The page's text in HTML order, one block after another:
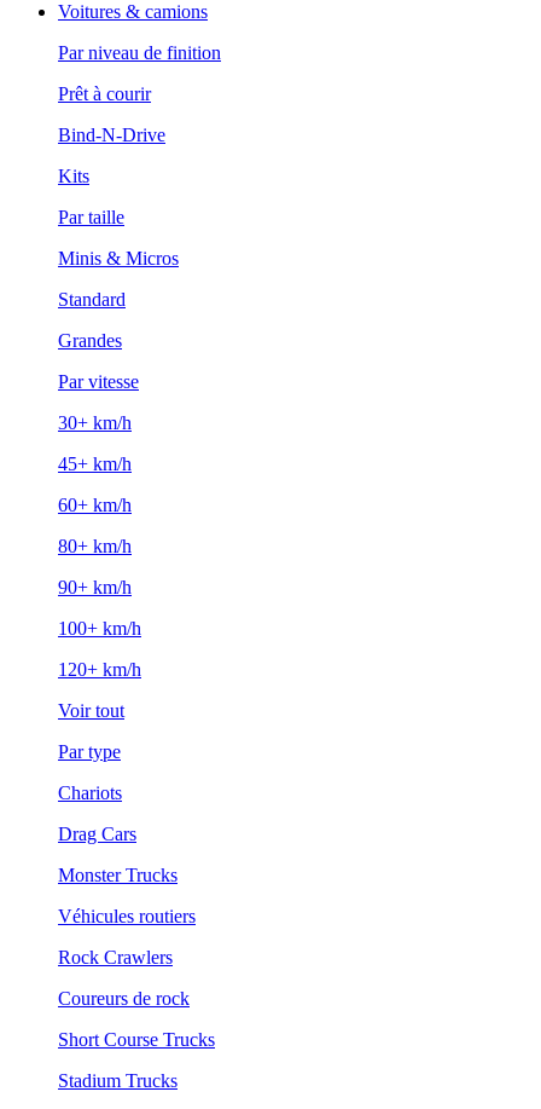
Voitures & camions
Par niveau de finition
Prêt à courir
Bind-N-Drive
Kits
Par taille
Minis & Micros
Standard
Grandes
Par vitesse
30+ km/h
45+ km/h
60+ km/h
80+ km/h
90+ km/h
100+ km/h
120+ km/h
Voir tout
Par type
Chariots
Drag Cars
Monster Trucks
Véhicules routiers
Rock Crawlers
Coureurs de rock
Short Course Trucks
Stadium Trucks